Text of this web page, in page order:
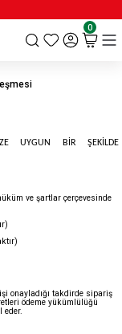
0
UYGUN BİR ŞEKİLDE
ve şartlar çerçevesinde
onayladığı takdirde sipariş
ödeme yükümlülüğü